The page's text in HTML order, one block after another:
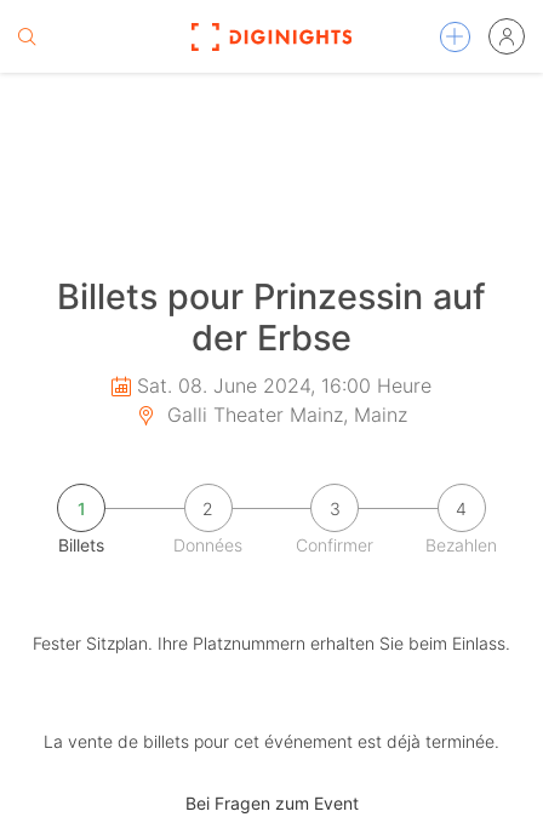
Billets pour Prinzessin auf
der Erbse
Sat. 08. June 2024, 16:00 Heure
Galli Theater Mainz, Mainz
1
Billets
2
Données
3
Confirmer
4
Bezahlen
Fester Sitzplan. Ihre Platznummern erhalten Sie beim Einlass.
La vente de billets pour cet événement est déjà terminée.
Bei Fragen zum Event